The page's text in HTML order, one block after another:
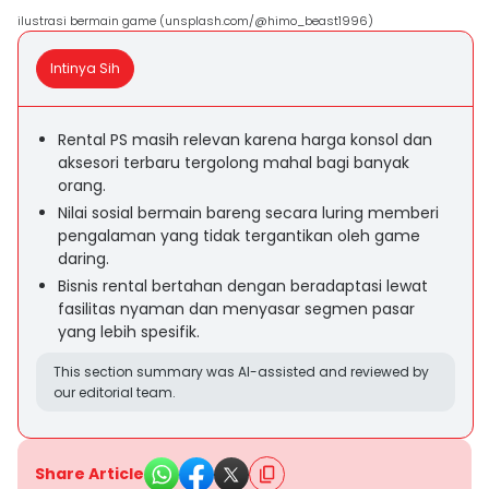
ilustrasi bermain game (unsplash.com/@himo_beast1996)
Intinya Sih
Rental PS masih relevan karena harga konsol dan
aksesori terbaru tergolong mahal bagi banyak
orang.
Nilai sosial bermain bareng secara luring memberi
pengalaman yang tidak tergantikan oleh game
daring.
Bisnis rental bertahan dengan beradaptasi lewat
fasilitas nyaman dan menyasar segmen pasar
yang lebih spesifik.
This section summary was AI-assisted and reviewed by
our editorial team.
Share Article